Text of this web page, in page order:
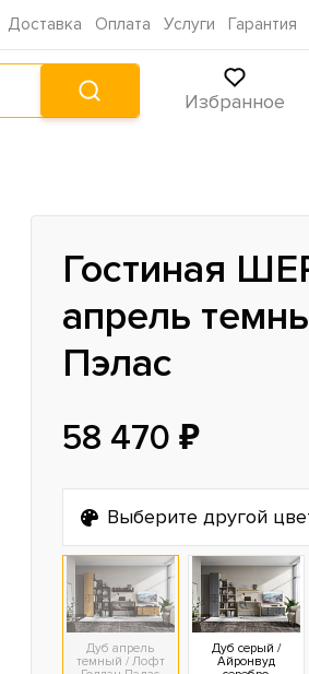
Доставка Оплата Услуги Гарантия
Избранное
Гостиная
апрель
Пэлас
58 470 ₽
Выберите другой
Дуб апрель
темный / Лофт
Дуб серый /
Айронвуд